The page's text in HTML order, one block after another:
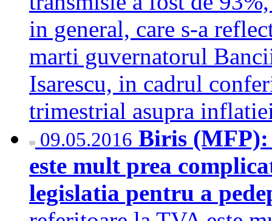
in general, care s-a
marti guvernatorul
Isarescu, in cadrul
trimestrial asupra
09.05.2016 Biris (MFP):
este mult prea
legislatia pentru a